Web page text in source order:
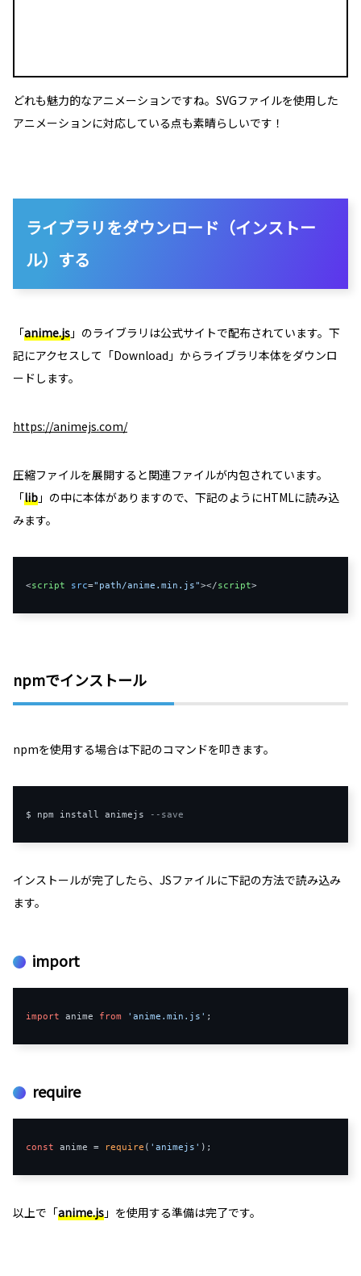
どれも魅力的なアニメーションですね。SVGファイルを使用した
アニメーションに対応している点も素晴らしいです！
ライブラリをダウンロード（インストー
ル）する
「anime.js 」のライブラリは公式サイトで配布されています。下
記にアクセスして「Download」からライブラリ本体をダウンロ
ードします。
https://animejs.com/
圧縮ファイルを展開すると関連ファイルが内包されています。
「lib 」の中に本体がありますので、下記のようにHTMLに読み込
みます。
<script src="path/anime.min.js"></script>
npmでインストール
npmを使用する場合は下記のコマンドを叩きます。
$ npm install animejs --save
インストールが完了したら、JSファイルに下記の方法で読み込み
ます。
import
import anime from 'anime.min.js'
require
const anime = require ( 'animejs'
以上で「anime.js 」を使用する準備は完了です。